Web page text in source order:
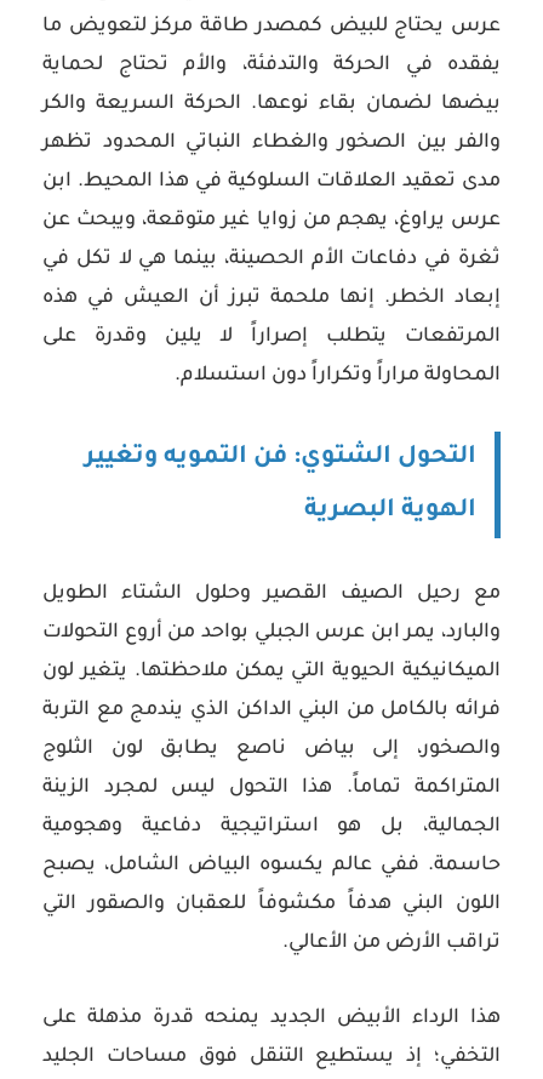
عرس يحتاج للبيض كمصدر طاقة مركز لتعويض ما
يفقده في الحركة والتدفئة، والأم تحتاج لحماية
بيضها لضمان بقاء نوعها. الحركة السريعة والكر
والفر بين الصخور والغطاء النباتي المحدود تظهر
مدى تعقيد العلاقات السلوكية في هذا المحيط. ابن
عرس يراوغ، يهجم من زوايا غير متوقعة، ويبحث عن
ثغرة في دفاعات الأم الحصينة، بينما هي لا تكل في
إبعاد الخطر. إنها ملحمة تبرز أن العيش في هذه
المرتفعات يتطلب إصراراً لا يلين وقدرة على
المحاولة مراراً وتكراراً دون استسلام.
التحول الشتوي: فن التمويه وتغيير
الهوية البصرية
مع رحيل الصيف القصير وحلول الشتاء الطويل
والبارد، يمر ابن عرس الجبلي بواحد من أروع التحولات
الميكانيكية الحيوية التي يمكن ملاحظتها. يتغير لون
فرائه بالكامل من البني الداكن الذي يندمج مع التربة
والصخور، إلى بياض ناصع يطابق لون الثلوج
المتراكمة تماماً. هذا التحول ليس لمجرد الزينة
الجمالية، بل هو استراتيجية دفاعية وهجومية
حاسمة. ففي عالم يكسوه البياض الشامل، يصبح
اللون البني هدفاً مكشوفاً للعقبان والصقور التي
تراقب الأرض من الأعالي.
هذا الرداء الأبيض الجديد يمنحه قدرة مذهلة على
التخفي؛ إذ يستطيع التنقل فوق مساحات الجليد